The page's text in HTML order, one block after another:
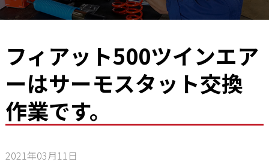
トピックス
レッドポイントパーツ
その他サービス
フィアット500ツインエア
ーはサーモスタット交換
作業です。
2021年03月11日